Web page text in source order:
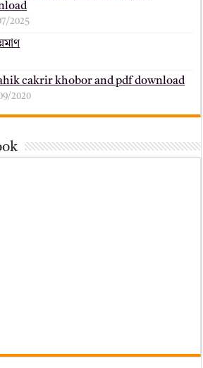
2025
cakrir khobor and pdf download
2020